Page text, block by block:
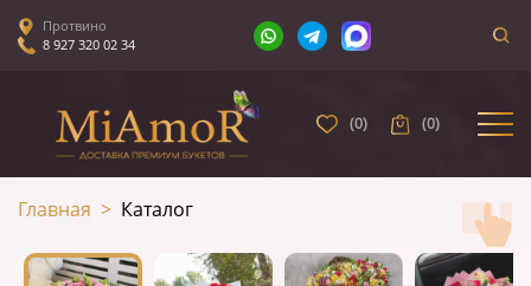
Протвино
8 927 320 02 34
(0) (0)
Главная > Каталог